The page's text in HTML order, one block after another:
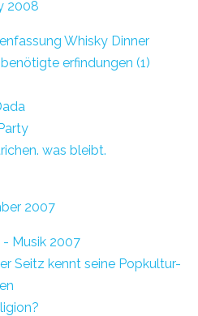
2008
Whisky Dinner
erfindungen (1)
was bleibt.
2007
- Musik 2007
Seitz kennt seine Popkultur-